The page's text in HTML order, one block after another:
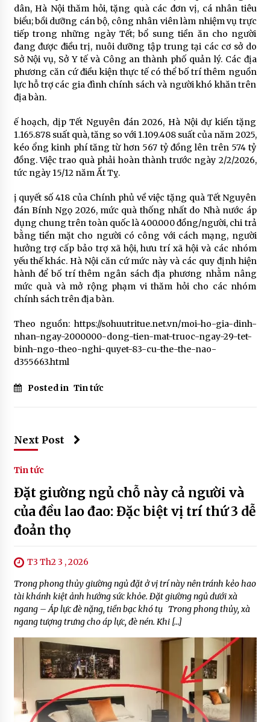
dân, Hà Nội thăm hỏi, tặng quà các đơn vị, cá nhân tiêu
biểu; bồi dưỡng cán bộ, công nhân viên làm nhiệm vụ trực
tiếp trong những ngày Tết; bổ sung tiền ăn cho người
đang được điều trị, nuôi dưỡng tập trung tại các cơ sở do
Sở Nội vụ, Sở Y tế và Công an thành phố quản lý. Các địa
phương căn cứ điều kiện thực tế có thể bố trí thêm nguồn
lực hỗ trợ các gia đình chính sách và người khó khăn trên
địa bàn.
ế hoạch, dịp Tết Nguyên đán 2026, Hà Nội dự kiến tặng
1.165.878 suất quà, tăng so với 1.109.408 suất của năm 2025,
kéo ổng kinh phí tăng từ hơn 567 tỷ đồng lên trên 574 tỷ
đồng. Việc trao quà phải hoàn thành trước ngày 2/2/2026,
tức ngày 15/12 năm Ất Tỵ.
ị quyết số 418 của Chính phủ về việc tặng quà Tết Nguyên
đán Bính Ngọ 2026, mức quà thống nhất do Nhà nước áp
dụng chung trên toàn quốc là 400.000 đồng/người, chi trả
bằng tiền mặt cho người có công với cách mạng, người
hưởng trợ cấp bảo trợ xã hội, hưu trí xã hội và các nhóm
yếu thế khác. Hà Nội căn cứ mức này và các quy định hiện
hành để bố trí thêm ngân sách địa phương nhằm nâng
mức quà và mở rộng phạm vi thăm hỏi cho các nhóm
chính sách trên địa bàn.
Theo nguồn: https://sohuutritue.net.vn/moi-ho-gia-dinh-
nhan-ngay-2000000-dong-tien-mat-truoc-ngay-29-tet-
binh-ngo-theo-nghi-quyet-83-cu-the-the-nao-
d355663.html
Posted in Tin tức
Next Post
Tin tức
Đặt giường ngủ chỗ này cả người và
của đều lao đao: Đặc biệt vị trí thứ 3 dễ
đoản thọ
T3 Th2 3 , 2026
Trong phong thủy giường ngủ đặt ở vị trí này nên tránh kẻo hao
tài khánh kiệt ảnh hưởng sức khỏe. Đặt giường ngủ dưới xà
ngang – Áp lực đè nặng, tiền bạc khó tụ Trong phong thủy, xà
ngang tượng trưng cho áp lực, đè nén. Khi […]